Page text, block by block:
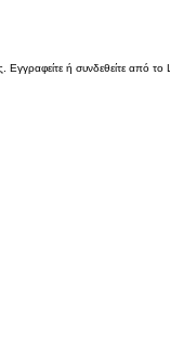
Εγγραφείτε ή συνδεθείτε από το